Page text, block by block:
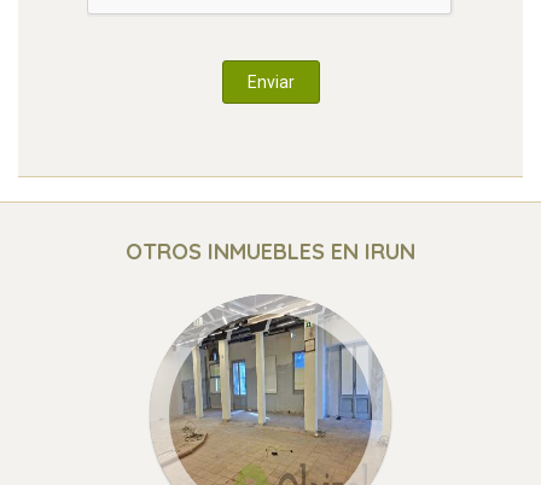
OTROS INMUEBLES EN IRUN